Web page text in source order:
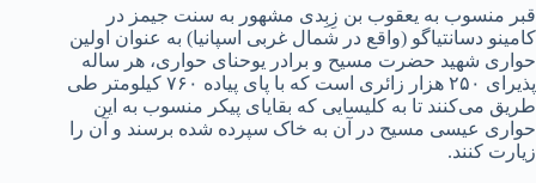
قبر منسوب به یعقوب بن زِبِدی مشهور به سنت جیمز در
کامینو دسانتیاگو (واقع در شمال غربی اسپانیا) به عنوان اولین
حواری شهید حضرت مسیح و برادر یوحنای حواری، هر ساله
پذیرای ۲۵۰ هزار زائری است که با پای پیاده ۷۶۰ کیلومتر طی
طریق می‌کنند تا به کلیسایی که بقایای پیکر منسوب به این
حواری عیسی مسیح در آن به خاک سپرده شده برسند و آن را
زیارت کنند.